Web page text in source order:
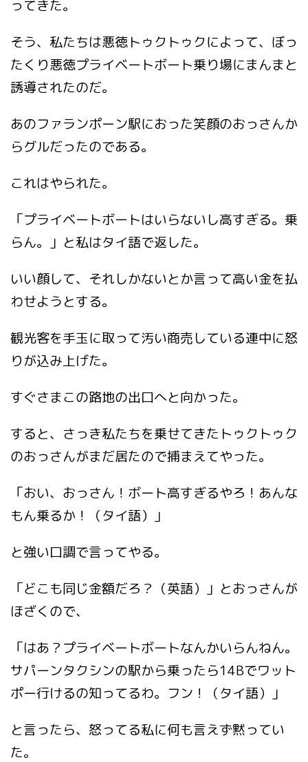
ってきた。
そう、私たちは悪徳トゥクトゥクによって、ぼっ
たくり悪徳プライベートボート乗り場にまんまと
誘導されたのだ。
あのファランポーン駅におった笑顔のおっさんか
らグルだったのである。
これはやられた。
「プライベートボートはいらないし高すぎる。乗
らん。」と私はタイ語で返した。
いい顔して、それしかないとか言って高い金を払
わせようとする。
観光客を手玉に取って汚い商売している連中に怒
りが込み上げた。
すぐさまこの路地の出口へと向かった。
すると、さっき私たちを乗せてきたトゥクトゥク
のおっさんがまだ居たので捕まえてやった。
「おい、おっさん！ボート高すぎるやろ！あんな
もん乗るか！（タイ語）」
と強い口調で言ってやる。
「どこも同じ金額だろ？（英語）」とおっさんが
ほざくので、
「はあ？プライベートボートなんかいらんねん。
サパーンタクシンの駅から乗ったら14Bでワット
ポー行けるの知ってるわ。フン！（タイ語）」
と言ったら、怒ってる私に何も言えず黙ってい
た。